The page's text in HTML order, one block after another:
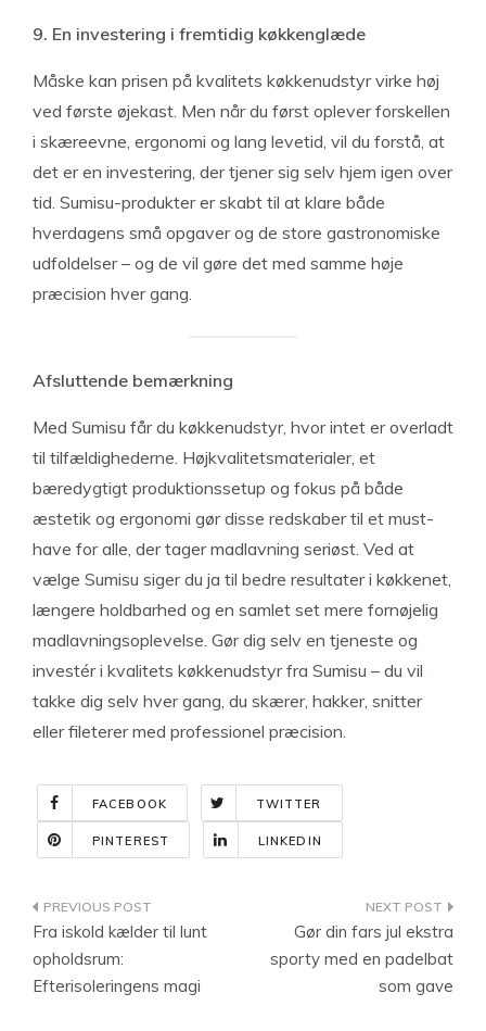
9. En investering i fremtidig køkkenglæde
Måske kan prisen på kvalitets køkkenudstyr virke høj
ved første øjekast. Men når du først oplever forskellen
i skæreevne, ergonomi og lang levetid, vil du forstå, at
det er en investering, der tjener sig selv hjem igen over
tid. Sumisu-produkter er skabt til at klare både
hverdagens små opgaver og de store gastronomiske
udfoldelser – og de vil gøre det med samme høje
præcision hver gang.
Afsluttende bemærkning
Med Sumisu får du køkkenudstyr, hvor intet er overladt
til tilfældighederne. Højkvalitetsmaterialer, et
bæredygtigt produktionssetup og fokus på både
æstetik og ergonomi gør disse redskaber til et must-
have for alle, der tager madlavning seriøst. Ved at
vælge Sumisu siger du ja til bedre resultater i køkkenet,
længere holdbarhed og en samlet set mere fornøjelig
madlavningsoplevelse. Gør dig selv en tjeneste og
investér i kvalitets køkkenudstyr fra Sumisu – du vil
takke dig selv hver gang, du skærer, hakker, snitter
eller fileterer med professionel præcision.
FACEBOOK TWITTER
PINTEREST LINKEDIN
Indlægsnavigation
Fra iskold kælder til lunt
opholdsrum:
Efterisoleringens magi
Gør din fars jul ekstra
sporty med en padelbat
som gave